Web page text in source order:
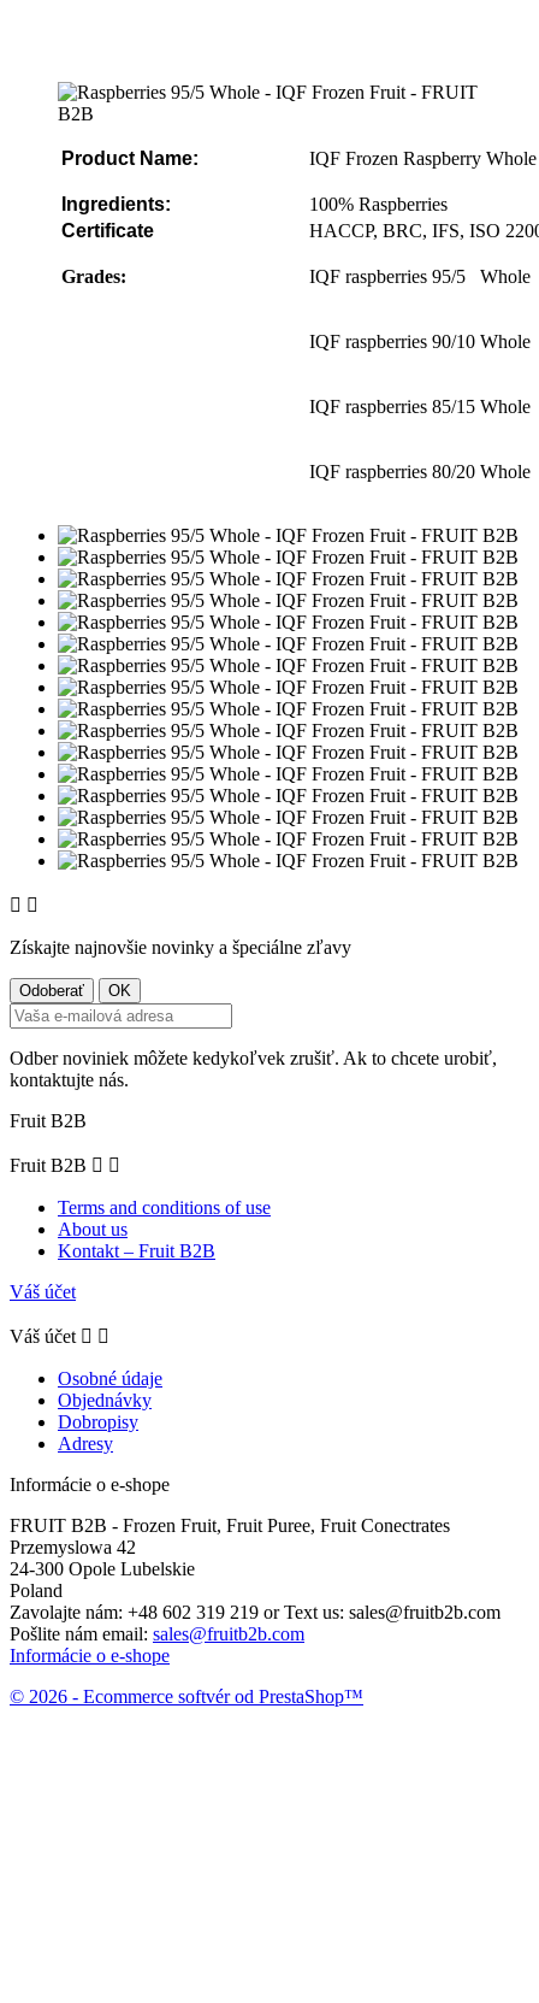
Product Name: IQF Frozen Raspberry Whole
Ingredients:
100% Raspberries
Certificate
HACCP, BRC, IFS, ISO
Grades: IQF raspberries 95/5 Whole
IQF raspberries 90/10 Whole
IQF raspberries 85/15 Whole
IQF raspberries 80/20 Whole
 
Získajte najnovšie novinky a špeciálne zľavy
Odber noviniek môžete kedykoľvek zrušiť. Ak to chcete urobiť,
kontaktujte nás.
Fruit B2B
Fruit B2B  
Terms and conditions of use
About us
Kontakt – Fruit B2B
Váš účet
Váš účet  
Osobné údaje
Objednávky
Dobropisy
Adresy
Informácie o e-shope
FRUIT B2B - Frozen Fruit, Fruit Puree, Fruit Conectrates
Przemyslowa 42
24-300 Opole Lubelskie
Poland
Zavolajte nám: +48 602 319 219 or Text us: sales@fruitb2b.com
Pošlite nám email: sales@fruitb2b.com
Informácie o e-shope
© 2026 - Ecommerce softvér od PrestaShop™